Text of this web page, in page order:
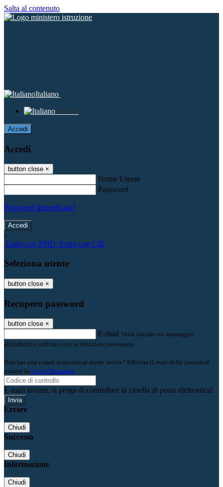
Salta al contenuto
Italiano
Italiano
Accedi
Accedi
button close ×
Nome Utente
Password
Password dimenticata?
-
Entra con SPID Entra con CIE
Seleziona utente
button close ×
Recupero password
button close ×
E-mail Verrà inviato un messaggio
all'indirizzo indicato con le istruzioni necessarie.
Non hai una e-mail associata al nome utente? Effettua il reset della password
tramite la Login Spaggiari
E-mail inviata, si prega di controllare la casella di posta elettronica!
Errore
Chiudi
Successo
Chiudi
Informazione
Chiudi